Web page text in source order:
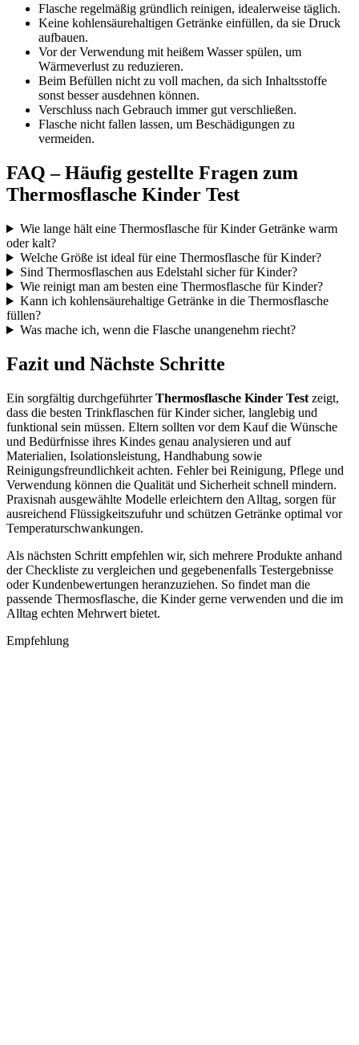
Flasche regelmäßig gründlich reinigen, idealerweise täglich.
Keine kohlensäurehaltigen Getränke einfüllen, da sie Druck
aufbauen.
Vor der Verwendung mit heißem Wasser spülen, um
Wärmeverlust zu reduzieren.
Beim Befüllen nicht zu voll machen, da sich Inhaltsstoffe
sonst besser ausdehnen können.
Verschluss nach Gebrauch immer gut verschließen.
Flasche nicht fallen lassen, um Beschädigungen zu
vermeiden.
FAQ – Häufig gestellte Fragen zum
Thermosflasche Kinder Test
Wie lange hält eine Thermosflasche für Kinder Getränke warm
oder kalt?
Welche Größe ist ideal für eine Thermosflasche für Kinder?
Sind Thermosflaschen aus Edelstahl sicher für Kinder?
Wie reinigt man am besten eine Thermosflasche für Kinder?
Kann ich kohlensäurehaltige Getränke in die Thermosflasche
füllen?
Was mache ich, wenn die Flasche unangenehm riecht?
Fazit und Nächste Schritte
Ein sorgfältig durchgeführterThermosflasche Kinder Test zeigt,
dass die besten Trinkflaschen für Kinder sicher, langlebig und
funktional sein müssen. Eltern sollten vor dem Kauf die Wünsche
und Bedürfnisse ihres Kindes genau analysieren und auf
Materialien, Isolationsleistung, Handhabung sowie
Reinigungsfreundlichkeit achten. Fehler bei Reinigung, Pflege und
Verwendung können die Qualität und Sicherheit schnell mindern.
Praxisnah ausgewählte Modelle erleichtern den Alltag, sorgen für
ausreichend Flüssigkeitszufuhr und schützen Getränke optimal vor
Temperaturschwankungen.
Als nächsten Schritt empfehlen wir, sich mehrere Produkte anhand
der Checkliste zu vergleichen und gegebenenfalls Testergebnisse
oder Kundenbewertungen heranzuziehen. So findet man die
passende Thermosflasche, die Kinder gerne verwenden und die im
Alltag echten Mehrwert bietet.
Empfehlung